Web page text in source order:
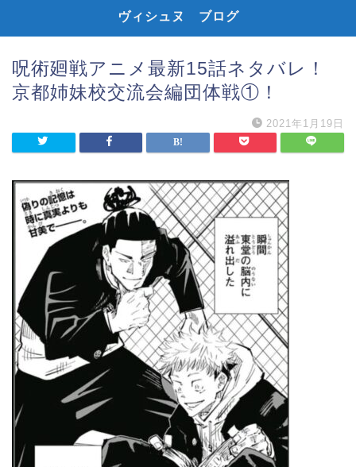
ヴィシュヌ ブログ
呪術廻戦アニメ最新15話ネタバレ！
京都姉妹校交流会編団体戦①！
2021年1月19日